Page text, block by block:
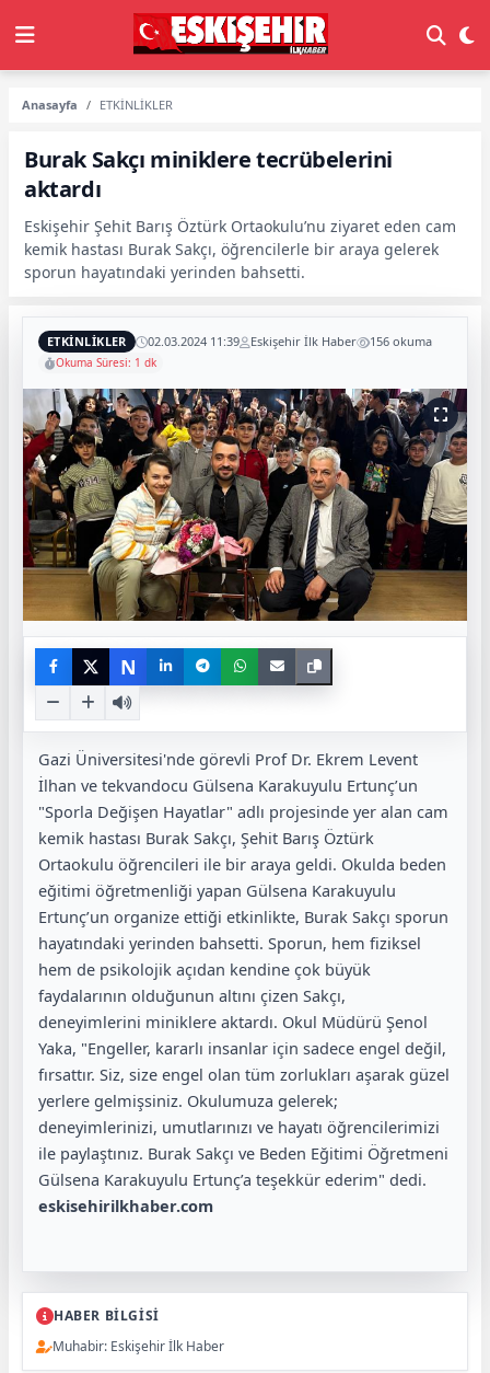
Anasayfa ETKİNLİKLER
Burak Sakçı miniklere tecrübelerini
aktardı
Eskişehir Şehit Barış Öztürk Ortaokulu’nu ziyaret eden cam
kemik hastası Burak Sakçı, öğrencilerle bir araya gelerek
sporun hayatındaki yerinden bahsetti.
ETKİNLİKLER 02.03.2024 11:39 Eskişehir İlk Haber 156 okuma
Okuma Süresi: 1 dk
N
Gazi Üniversitesi'nde görevli Prof Dr. Ekrem Levent
İlhan ve tekvandocu Gülsena Karakuyulu Ertunç’un
"Sporla Değişen Hayatlar" adlı projesinde yer alan cam
kemik hastası Burak Sakçı, Şehit Barış Öztürk
Ortaokulu öğrencileri ile bir araya geldi. Okulda beden
eğitimi öğretmenliği yapan Gülsena Karakuyulu
Ertunç’un organize ettiği etkinlikte, Burak Sakçı sporun
hayatındaki yerinden bahsetti. Sporun, hem fiziksel
hem de psikolojik açıdan kendine çok büyük
faydalarının olduğunun altını çizen Sakçı,
deneyimlerini miniklere aktardı. Okul Müdürü Şenol
Yaka, "Engeller, kararlı insanlar için sadece engel değil,
fırsattır. Siz, size engel olan tüm zorlukları aşarak güzel
yerlere gelmişsiniz. Okulumuza gelerek;
deneyimlerinizi, umutlarınızı ve hayatı öğrencilerimizi
ile paylaştınız. Burak Sakçı ve Beden Eğitimi Öğretmeni
Gülsena Karakuyulu Ertunç’a teşekkür ederim" dedi.
eskisehirilkhaber.com
HABER BİLGİSİ
Muhabir: Eskişehir İlk Haber